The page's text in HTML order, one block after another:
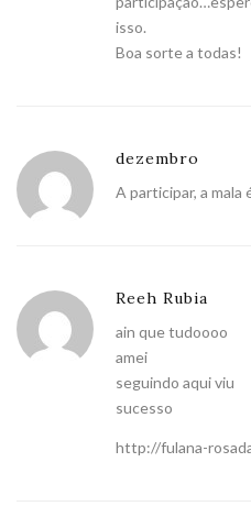
isso.
Boa sorte a todas!
dezembro
A participar, a mala
Reeh Rubia
ain que tudoooo
amei
seguindo aqui viu
sucesso
http://fulana-